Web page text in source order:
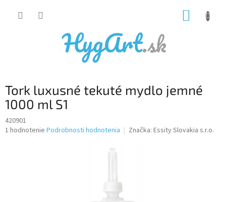
Tork luxusné tekuté mydlo jemné
1000 ml S1
420901
Priemerné
1 hodnotenie Podrobnosti hodnotenia Značka: Essity Slovakia s.r.o.